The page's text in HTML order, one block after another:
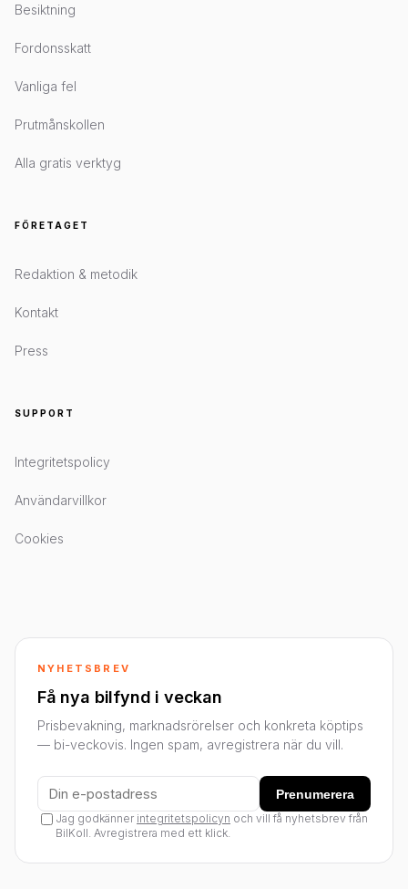
Besiktning
Fordonsskatt
Vanliga fel
Prutmånskollen
Alla gratis verktyg
FÖRETAGET
Redaktion & metodik
Kontakt
Press
SUPPORT
Integritetspolicy
Användarvillkor
Cookies
NYHETSBREV
Få nya bilfynd i veckan
Prisbevakning, marknadsrörelser och konkreta köptips
— bi-veckovis. Ingen spam, avregistrera när du vill.
Prenumerera
Jag godkänner integritetspolicyn och vill få nyhetsbrev från
BilKoll. Avregistrera med ett klick.